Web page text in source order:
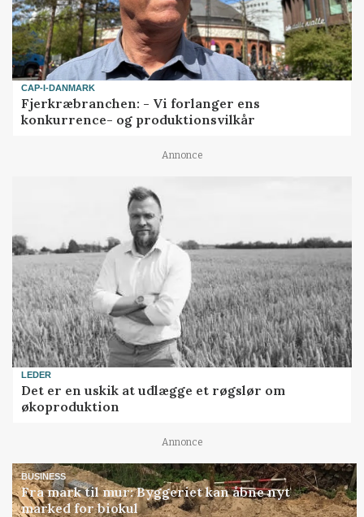
CAP-I-DANMARK
Fjerkræbranchen: - Vi forlanger ens
konkurrence- og produktionsvilkår
Annonce
LEDER
Det er en uskik at udlægge et røgslør om
økoproduktion
Annonce
BUSINESS
Fra mark til mur: Byggeriet kan åbne nyt
marked for biokul